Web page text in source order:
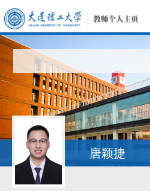
首页
科学研究
教学研究
获奖信息
招生信息
唐颖捷